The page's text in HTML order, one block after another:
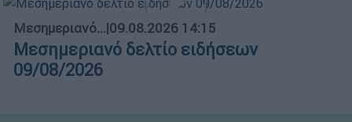
Μεσημεριανό...|09.08.2026 14:15
Μεσημεριανό δελτίο ειδήσεων
09/08/2026